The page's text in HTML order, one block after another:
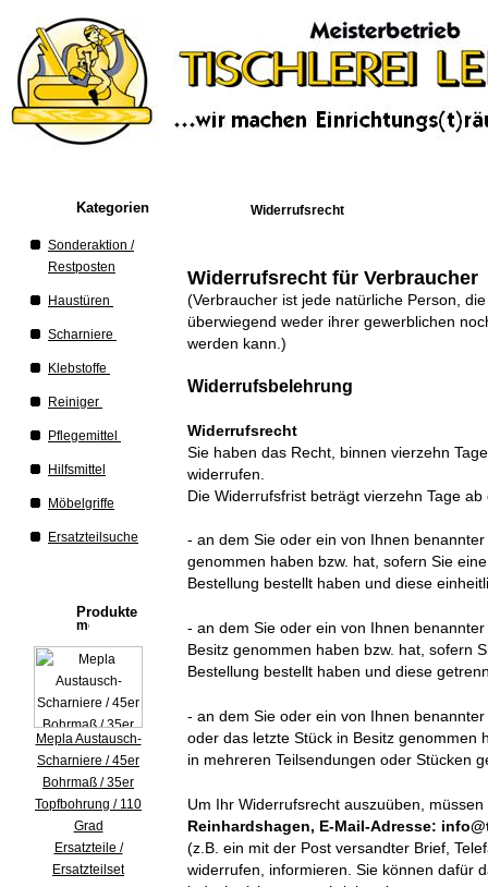
Kategorien
Sonderaktion /
Restposten
Haustüren
Scharniere
Klebstoffe
Reiniger
Pflegemittel
Hilfsmittel
Möbelgriffe
Ersatzteilsuche
Produkte
Mepla Austausch-
Scharniere / 45er
Bohrmaß / 35er
Topfbohrung / 110
Grad
Ersatzteile /
Ersatzteilset
Widerrufsrecht
Widerrufsrecht für Verbraucher
(Verbraucher ist jede natürliche Person,
überwiegend weder ihrer gewerblichen
werden kann.)
Widerrufsbelehrung
Widerrufsrecht
Sie haben das Recht, binnen vierzehn
widerrufen.
Die Widerrufsfrist beträgt vierzehn Tage ab
- an dem Sie oder ein von Ihnen
genommen haben bzw. hat, sofern Sie
Bestellung bestellt haben und diese
- an dem Sie oder ein von Ihnen
Besitz genommen haben bzw. hat, sofern
Bestellung bestellt haben und diese
- an dem Sie oder ein von Ihnen
oder das letzte Stück in Besitz genommen
in mehreren Teilsendungen oder Stücken
Um Ihr Widerrufsrecht auszuüben,
Reinhardshagen, E-Mail-Adresse:
(z.B. ein mit der Post versandter Brief,
widerrufen, informieren. Sie können dafür